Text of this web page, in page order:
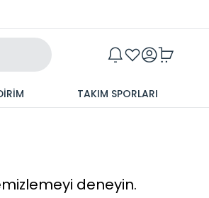
TAKIM SPORLARI
deneyin.